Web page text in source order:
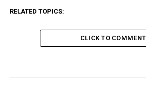
RELATED TOPICS:
CLICK TO COMMENT